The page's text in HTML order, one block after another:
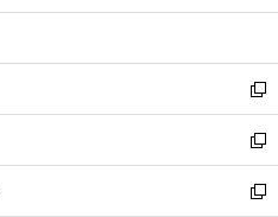
開
ウ
開
く
ン
ウ
で
開
く
ウ
ン
ド
ウ
で
開
く
新
し
い
ウ
ィ
新
し
い
新